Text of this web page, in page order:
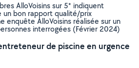
AlloVoisins sur 5* indiquent
un bon rapport qualité/prix
enquête AlloVoisins réalisée sur un
interrogées (Février 2024)
de piscine en urgence